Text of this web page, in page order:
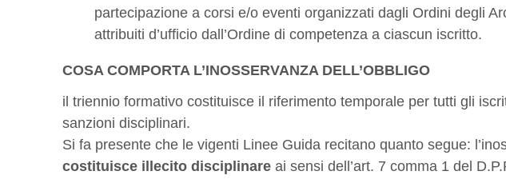
partecipazione a corsi e/o eventi organizzati dagli Ordini degli
attribuiti d’ufficio dall’Ordine di competenza a ciascun iscritto.
COSA COMPORTA L’INOSSERVANZA DELL’OBBLIGO
il triennio formativo costituisce il riferimento temporale per tutti gli
sanzioni disciplinari.
Si fa presente che le vigenti Linee Guida recitano quanto segue:
costituisce illecito disciplinare ai sensi dell’art. 7 comma 1 del